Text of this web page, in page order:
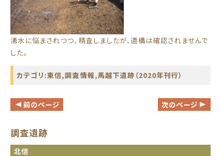
湧水に悩まされつつ、精査しましたが、遺構は確認されませんで
した。
カテゴリ:東信,調査情報,馬越下遺跡（2020年刊行）
前のページ 次のページ
調査遺跡
北信